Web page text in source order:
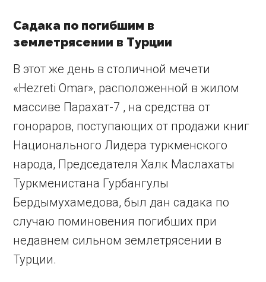
Садака по погибшим в
землетрясении в Турции
В этот же день в столичной мечети
«Hezreti Omar», расположенной в жилом
массиве Парахат-7 , на средства от
гонораров, поступающих от продажи книг
Национального Лидера туркменского
народа, Председателя Халк Маслахаты
Туркменистана Гурбангулы
Бердымухамедова, был дан садака по
случаю поминовения погибших при
недавнем сильном землетрясении в
Турции.